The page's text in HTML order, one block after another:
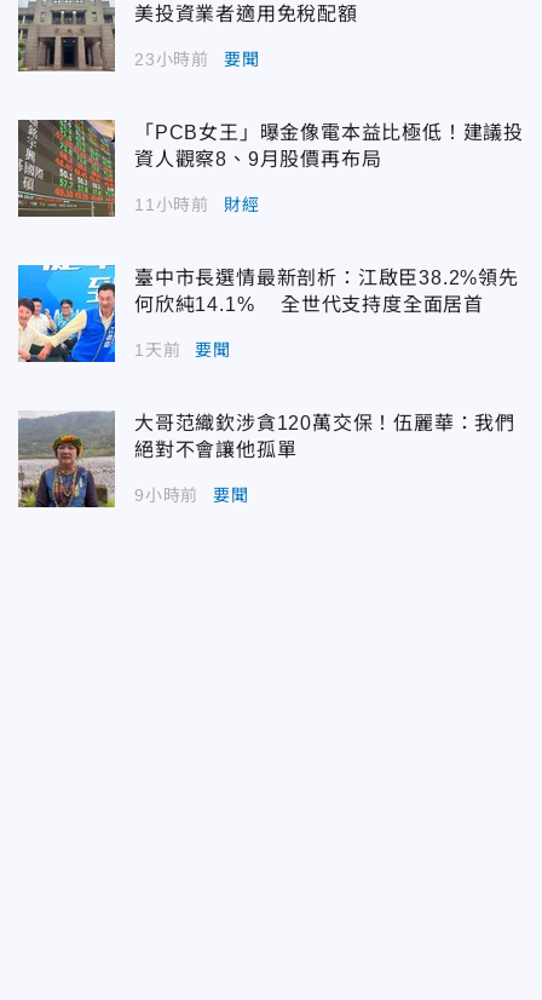
美投資業者適用免稅配額
23小時前 要聞
「PCB女王」曝金像電本益比極低！建議投
資人觀察8、9月股價再布局
11小時前 財經
臺中市長選情最新剖析：江啟臣38.2%領先
何欣純14.1% 全世代支持度全面居首
1天前 要聞
大哥范織欽涉貪120萬交保！伍麗華：我們
絕對不會讓他孤單
9小時前 要聞